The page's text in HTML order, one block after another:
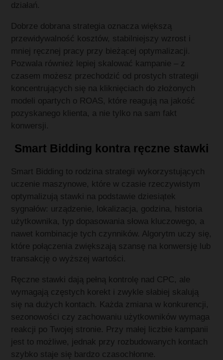
działań.
Dobrze dobrana strategia oznacza większą
przewidywalność kosztów, stabilniejszy wzrost i
mniej ręcznej pracy przy bieżącej optymalizacji.
Pozwala również lepiej skalować kampanie – z
czasem możesz przechodzić od prostych strategii
koncentrujących się na kliknięciach do złożonych
modeli opartych o ROAS, które reagują na jakość
pozyskanego klienta, a nie tylko na sam fakt
konwersji.
Smart Bidding kontra ręczne stawki
Smart Bidding to rodzina strategii wykorzystujących
uczenie maszynowe, które w czasie rzeczywistym
optymalizują stawki na podstawie dziesiątek
sygnałów: urządzenie, lokalizacja, godzina, historia
użytkownika, typ dopasowania słowa kluczowego, a
nawet kombinacje tych czynników. Algorytm uczy się,
które połączenia zwiększają szansę na konwersję lub
transakcję o wyższej wartości.
Ręczne stawki dają pełną kontrolę nad CPC, ale
wymagają częstych korekt i zwykle słabiej skalują
się na dużych kontach. Każda zmiana w konkurencji,
sezonowości czy zachowaniu użytkowników wymaga
reakcji po Twojej stronie. Przy małej liczbie kampanii
jest to możliwe, jednak przy rozbudowanych kontach
szybko staje się bardzo czasochłonne.